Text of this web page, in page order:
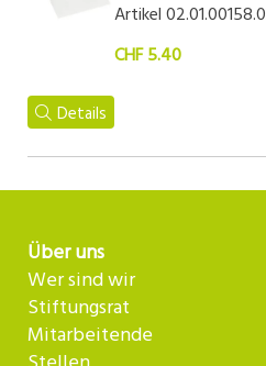
Artikel
CHF 5.40
Details
Über uns
Wer sind wir
Stiftungsrat
Mitarbeitende